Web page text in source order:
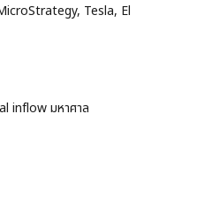
Tesla, El
inflow มหาศาล